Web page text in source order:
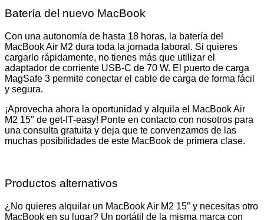
Batería del nuevo MacBook
Con una autonomía de hasta 18 horas, la batería del
MacBook Air M2 dura toda la jornada laboral. Si quieres
cargarlo rápidamente, no tienes más que utilizar el
adaptador de corriente USB-C de 70 W. El puerto de carga
MagSafe 3 permite conectar el cable de carga de forma fácil
y segura.
¡Aprovecha ahora la oportunidad y alquila el MacBook Air
M2 15″ de get-IT-easy! Ponte en contacto con nosotros para
una consulta gratuita y deja que te convenzamos de las
muchas posibilidades de este MacBook de primera clase.
Productos alternativos
¿No quieres alquilar un MacBook Air M2 15″ y necesitas otro
MacBook en su lugar? Un portátil de la misma marca con